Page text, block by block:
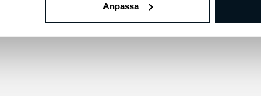
Anpassa